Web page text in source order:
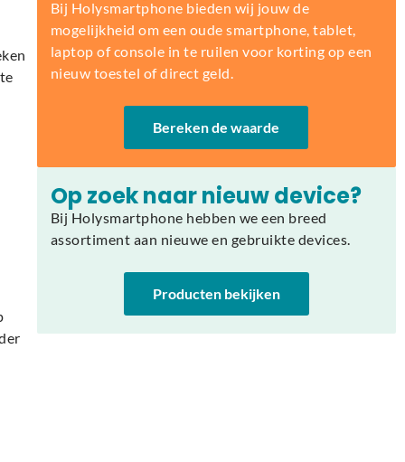
Bij Holysmartphone bieden wij jouw de
mogelijkheid om een oude smartphone, tablet,
laptop of console in te ruilen voor korting op een
nieuw toestel of direct geld.
Bereken de waarde
Op zoek naar nieuw device?
Bij Holysmartphone hebben we een breed
assortiment aan nieuwe en gebruikte devices.
Producten bekijken